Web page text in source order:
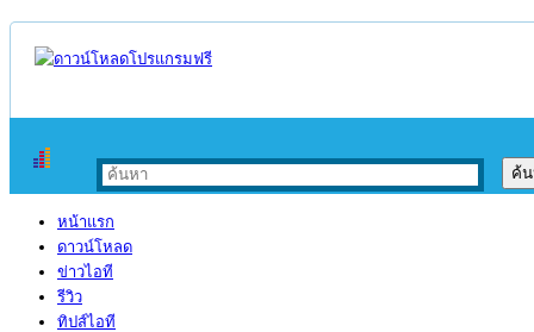
หน้าแรก
ดาวน์โหลด
ข่าวไอที
รีวิว
ทิปส์ไอที